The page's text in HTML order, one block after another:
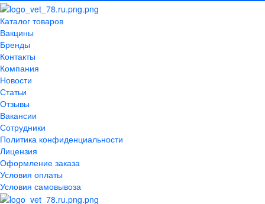
Каталог товаров
Вакцины
Бренды
Контакты
Компания
Новости
Статьи
Отзывы
Вакансии
Сотрудники
Политика конфиденциальности
Лицензия
Оформление заказа
Условия оплаты
Условия самовывоза